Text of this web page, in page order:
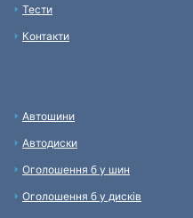
Тести
Контакти
Автошини
Автодиски
Оголошення б у шин
Оголошення б у дисків